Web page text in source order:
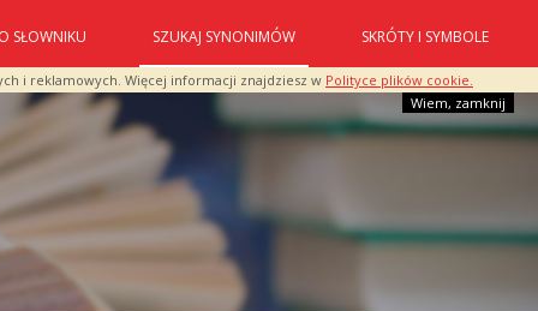
i reklamowych. Więcej informacji znajdziesz w Polityce plików cookie.
Wiem, zamknij
O SŁOWNIKU SZUKAJ SYNONIMÓW SKRÓTY I SYMBOLE